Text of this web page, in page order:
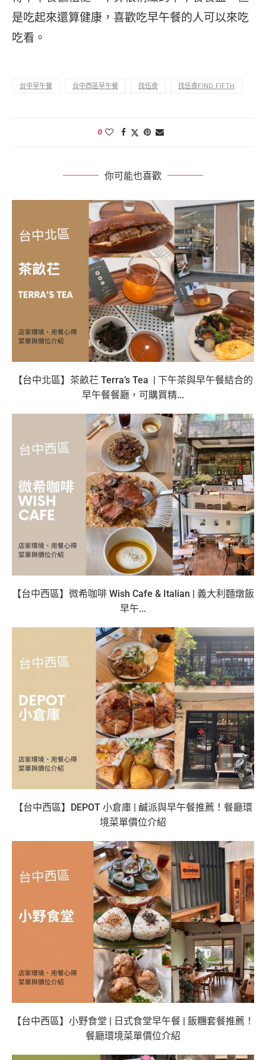
是吃起來還算健康，喜歡吃早午餐的人可以來吃
吃看。
台中早午餐 台中西區早午餐 找伍食 找伍食FIND FIFTH
0
你可能也喜歡
【台中北區】茶畝芢 Terra’s Tea | 下午茶與早午餐結合的
早午餐餐廳，可購買精...
【台中西區】微希咖啡 Wish Cafe & Italian | 義大利麵燉飯
早午...
【台中西區】DEPOT 小倉庫 | 鹹派與早午餐推薦！餐廳環
境菜單價位介紹
【台中西區】小野食堂 | 日式食堂早午餐 | 飯糰套餐推薦！
餐廳環境菜單價位介紹